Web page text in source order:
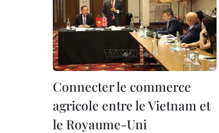
Connecter le commerce
agricole entre le Vietnam et
le Royaume-Uni